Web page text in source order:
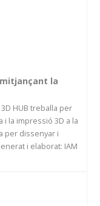
la
HUB treballa per
i la impressió 3D a la
per dissenyar i
i elaborat: IAM